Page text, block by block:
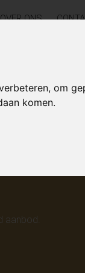
om
komen.
OVER ONS
aanbod.